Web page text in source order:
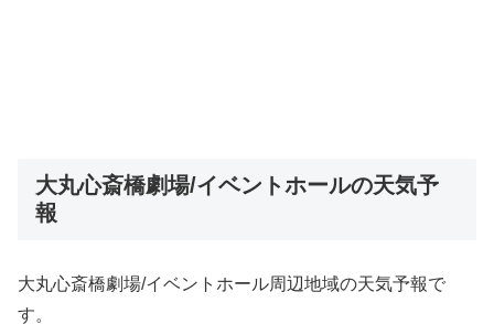
大丸心斎橋劇場/イベントホールの天気予
報
大丸心斎橋劇場/イベントホール周辺地域の天気予報で
す。